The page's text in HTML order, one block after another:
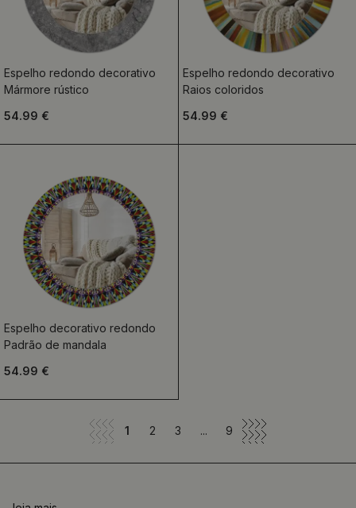
Espelho redondo decorativo
Mármore rústico
54.99 €
Espelho redondo decorativo
Raios coloridos
54.99 €
Espelho decorativo redondo
Padrão de mandala
54.99 €
1 2 3 ... 9